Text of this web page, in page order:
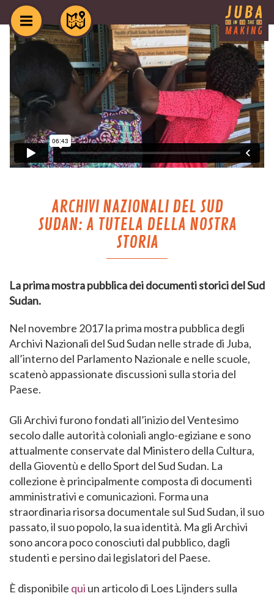
ARCHIVI NAZIONALI DEL SUD
SUDAN: A TUTELA DELLA NOSTRA
STORIA
La prima mostra pubblica dei documenti storici del Sud
Sudan.
Nel novembre 2017 la prima mostra pubblica degli
Archivi Nazionali del Sud Sudan nelle strade di Juba,
all’interno del Parlamento Nazionale e nelle scuole,
scatenò appassionate discussioni sulla storia del
Paese.
Gli Archivi furono fondati all’inizio del Ventesimo
secolo dalle autorità coloniali anglo-egiziane e sono
attualmente conservate dal Ministero della Cultura,
della Gioventù e dello Sport del Sud Sudan. La
collezione è principalmente composta di documenti
amministrativi e comunicazioni. Forma una
straordinaria risorsa documentale sul Sud Sudan, il suo
passato, il suo popolo, la sua identità. Ma gli Archivi
sono ancora poco conosciuti dal pubblico, dagli
studenti e persino dai legislatori del Paese.
È disponibile qui un articolo di Loes Lijnders sulla